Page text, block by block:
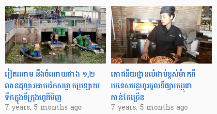
រៀតណាម នឹងចំណាយជាង ១,២
លានដុល្លារអាមេរិកសម្អាតប្រឡាយ
ទឹកក្នុងទីក្រុងហូជីមិញ
7 years, 5 months ago
ភោជនីយដ្ឋានលំដាប់ខ្ពស់ម៉ាកពី
បរទេសបន្តហូរចូលទីផ្សារកម្ពុជា
កាន់តែច្រើន
7 years, 5 months ago